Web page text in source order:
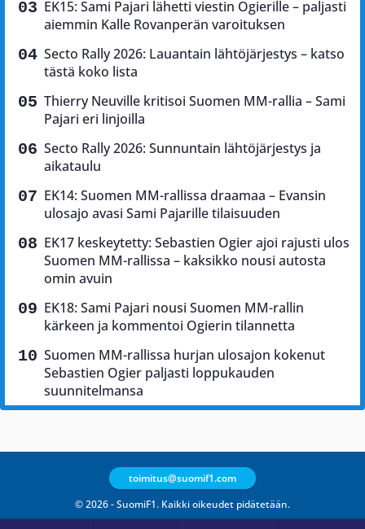
EK15: Sami Pajari lähetti viestin Ogierille – paljasti
aiemmin Kalle Rovanperän varoituksen
Secto Rally 2026: Lauantain lähtöjärjestys – katso
tästä koko lista
Thierry Neuville kritisoi Suomen MM-rallia – Sami
Pajari eri linjoilla
Secto Rally 2026: Sunnuntain lähtöjärjestys ja
aikataulu
EK14: Suomen MM-rallissa draamaa – Evansin
ulosajo avasi Sami Pajarille tilaisuuden
EK17 keskeytetty: Sebastien Ogier ajoi rajusti ulos
Suomen MM-rallissa – kaksikko nousi autosta
omin avuin
EK18: Sami Pajari nousi Suomen MM-rallin
kärkeen ja kommentoi Ogierin tilannetta
Suomen MM-rallissa hurjan ulosajon kokenut
Sebastien Ogier paljasti loppukauden
suunnitelmansa
© 2026 - SuomiF1. Kaikki oikeudet pidätetään.
toimitus@suomif1.com